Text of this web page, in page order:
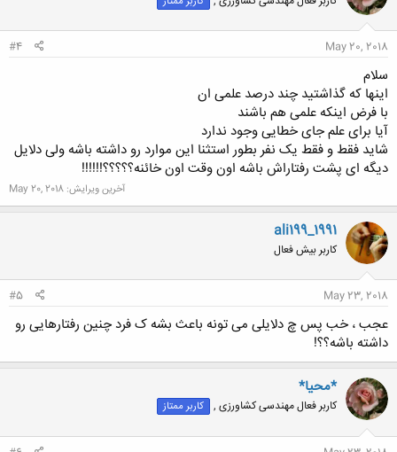
کلیک کنید تا باز شود...
May 20, 2018
#4
سلام
اینها که گذاشتید چند درصد علمی ان
با فرض اینکه علمی هم باشند
آیا برای علم جای خطایی وجود ندارد
شاید فقط و فقط یک نفر بطور استثنا این موارد رو داشته باشه ولی دلایل
دیگه ای پشت رفتاراش باشه اون وقت اون خائنه؟؟؟؟؟!!!!!!
آخرین ویرایش: May 20, 2018
ali199_1991
کاربر بیش فعال
May 23, 2018
#5
عجب ، خب پس چ دلایلی می تونه باعث بشه ک فرد چنین رفتارهایی رو
داشته باشه؟؟!
*محیا*
کاربر فعال مهندسی کشاورزی , کاربر ممتاز